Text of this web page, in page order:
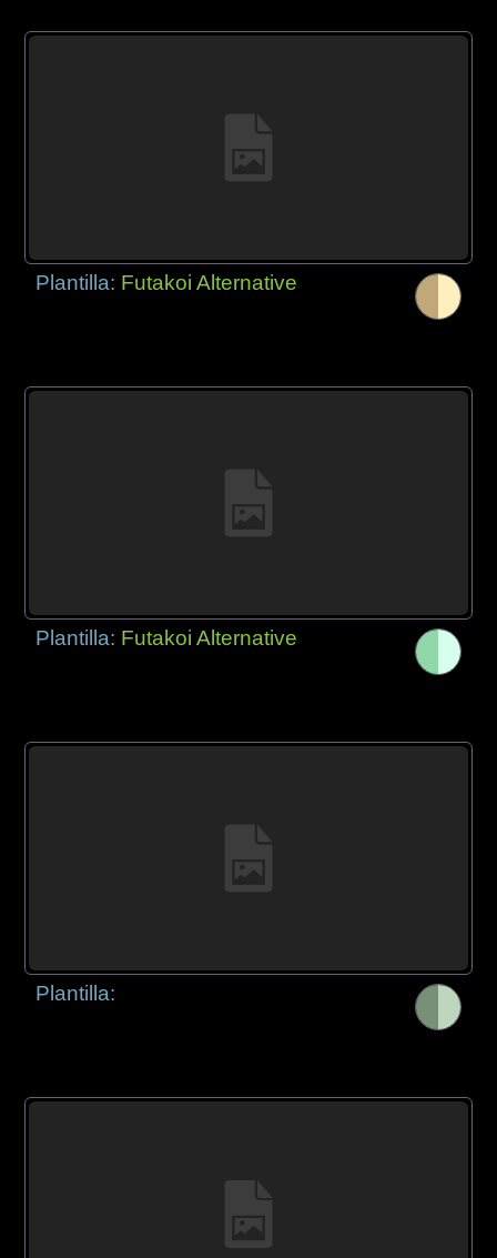
Plantilla: Futakoi Alternative
Plantilla: Futakoi Alternative
Plantilla: